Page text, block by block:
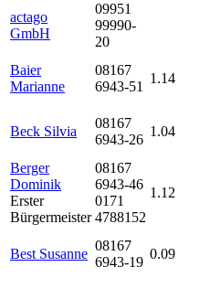
actago
GmbH
09951
99990-
20
Baier
Marianne
08167
6943-51
1.14
Beck Silvia
08167
6943-26
1.04
Berger
Dominik
Erster
Bürgermeister
08167
6943-46
0171
4788152
1.12
Best Susanne
08167
6943-19
0.09